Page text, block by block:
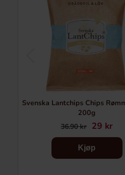
Svenska Lantchips Chips
200g
36.90 kr 29 kr
Kjøp